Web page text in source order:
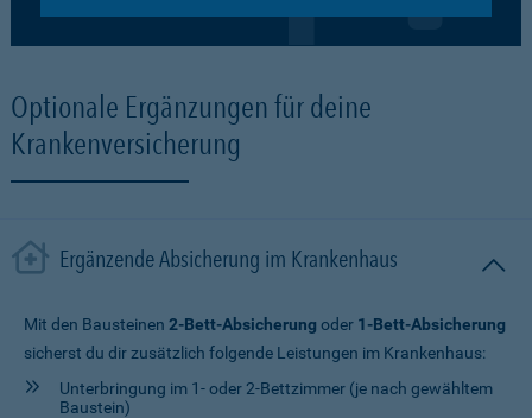
Optionale Ergänzungen für deine
Krankenversicherung
Ergänzende Absicherung im Krankenhaus
Mit den Bausteinen 2-Bett-Absicherung oder 1-Bett-Absicherung
sicherst du dir zusätzlich folgende Leistungen im Krankenhaus:
Unterbringung im 1- oder 2-Bettzimmer (je nach gewähltem
Baustein)